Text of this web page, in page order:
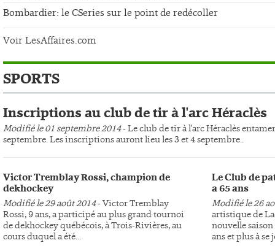
Bombardier: le CSeries sur le point de redécoller
Voir LesAffaires.com
SPORTS
Inscriptions au club de tir à l'arc Héraclès
Modifié le 01 septembre 2014- Le club de tir à l'arc Héraclès
septembre. Les inscriptions auront lieu les 3 et 4 septembre..
Victor Tremblay Rossi, champion de
dekhockey
Modifié le 29 août 2014- Victor Tremblay
Rossi, 9 ans, a participé au plus grand tournoi
de dekhockey québécois, à Trois-Rivières, au
cours duquel a été...
Le Club de
a 65 ans
Modifié le 26
artistique de
nouvelle
ans et plus à se